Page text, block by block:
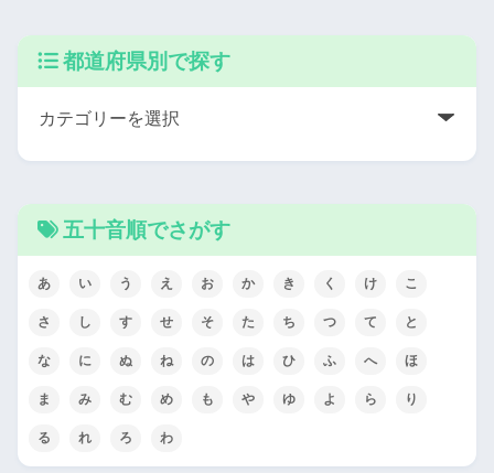
都道府県別で探す
五十音順でさがす
あ い う え お か き く け こ
さ し す せ そ た ち つ て と
な に ぬ ね の は ひ ふ へ ほ
ま み む め も や ゆ よ ら り
る れ ろ わ